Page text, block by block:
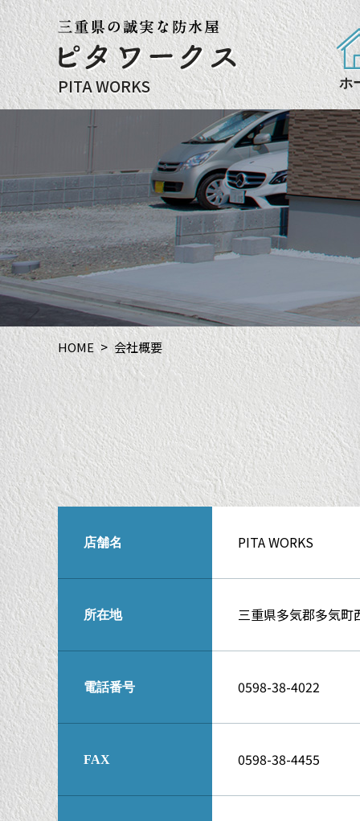
PITA WORKS ホ
HOME 会社概要
店舗名 PITA WORKS
所在地 三重県多気郡多気町
電話番号 0598-38-4022
FAX 0598-38-4455